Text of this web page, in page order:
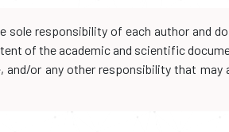
sole responsibility of each author and
of the academic and scientific
or any other responsibility that